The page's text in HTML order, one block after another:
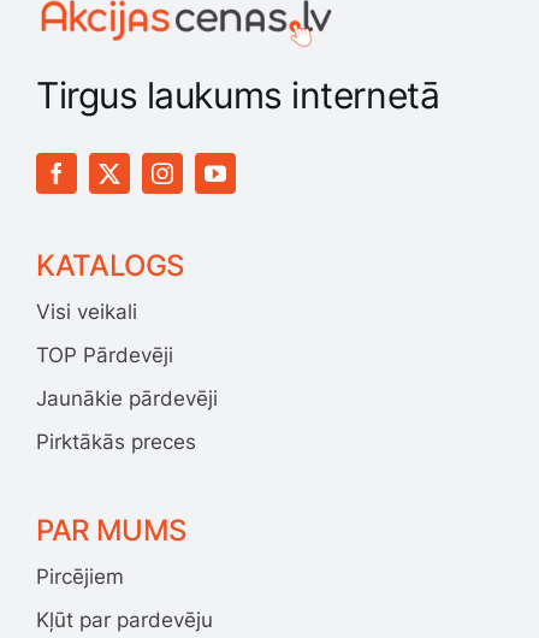
Tirgus laukums internetā
KATALOGS
Visi veikali
TOP Pārdevēji
Jaunākie pārdevēji
Pirktākās preces
PAR MUMS
Pircējiem
Kļūt par pardevēju